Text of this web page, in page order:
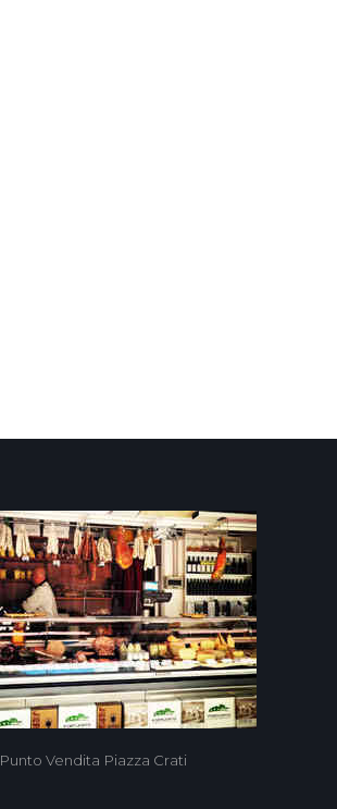
Punto Vendita Piazza Crati